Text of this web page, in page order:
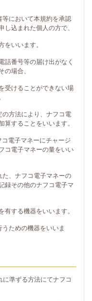
等において本規約を承認
込まれた個人の方で、
をいいます。
話番号等の届け出がなく
の場合、
受けることができない場
の方法により、ナフコ電
することをいいます。
コ電子マネーにチャージ
コ電子マネーの量をいい
た、ナフコ電子マネーの
録その他のナフコ電子マ
する機器をいいます。
うための機器をいいま
準ずる方法にてナフコ